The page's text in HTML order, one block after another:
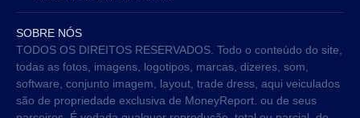
SOBRE NÓS
TODOS OS DIREITOS RESERVADOS. Todo o conteúdo do site,
todas as fotos, imagens, logotipos, marcas, dizeres, som,
software, conjunto imagem, layout, trade dress, aqui veiculados
são de propriedade exclusiva de MoneyReport. ou de seus